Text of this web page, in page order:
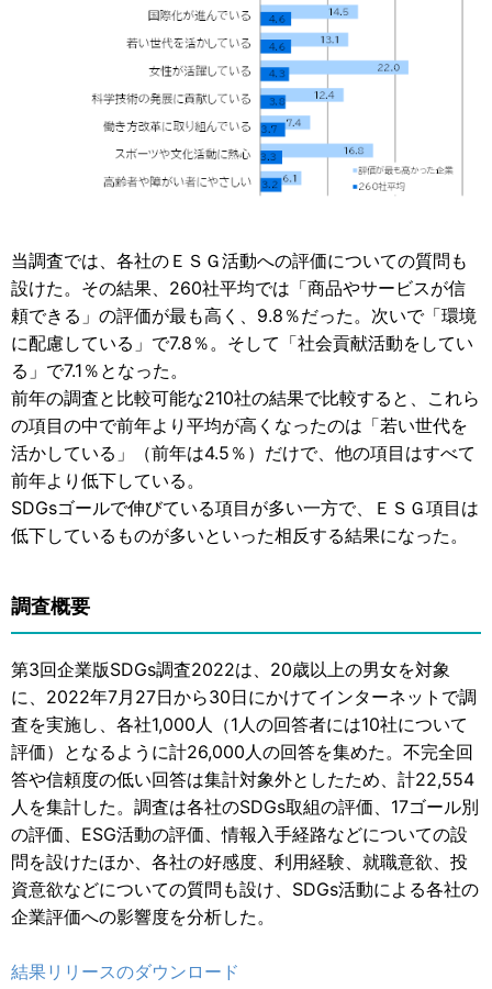
当調査では、各社のＥＳＧ活動への評価についての質問も
設けた。その結果、260社平均では「商品やサービスが信
頼できる」の評価が最も高く、9.8％だった。次いで「環境
に配慮している」で7.8％。そして「社会貢献活動をしてい
る」で7.1％となった。
前年の調査と比較可能な210社の結果で比較すると、これら
の項目の中で前年より平均が高くなったのは「若い世代を
活かしている」（前年は4.5％）だけで、他の項目はすべて
前年より低下している。
SDGsゴールで伸びている項目が多い一方で、ＥＳＧ項目は
低下しているものが多いといった相反する結果になった。
調査概要
第3回企業版SDGs調査2022は、20歳以上の男女を対象
に、2022年7月27日から30日にかけてインターネットで調
査を実施し、各社1,000人（1人の回答者には10社について
評価）となるように計26,000人の回答を集めた。不完全回
答や信頼度の低い回答は集計対象外としたため、計22,554
人を集計した。調査は各社のSDGs取組の評価、17ゴール別
の評価、ESG活動の評価、情報入手経路などについての設
問を設けたほか、各社の好感度、利用経験、就職意欲、投
資意欲などについての質問も設け、SDGs活動による各社の
企業評価への影響度を分析した。
結果リリースのダウンロード